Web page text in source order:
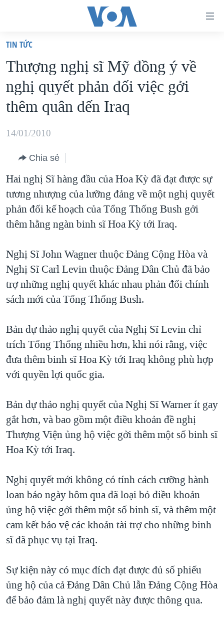
truy
cập
Tới
nội
chính
hướng
chính
Đi
tới
VIỆT NAM
HOA KỲ
BIỂN ĐÔNG
THẾ GIỚI
DIỄN ĐÀN
MỤC
TỰ DO BÁO CHÍ
VẠCH TRẦN TIN GIẢ
ĐỜI SỐNG
KINH TẾ
KHOA HỌC
VĂN HOÁ
THỂ THAO
GIÁO DỤC
CHUYÊN ĐỀ
CHIẾN TRANH THƯƠNG MẠI CỦA MỸ: QUÁ KHỨ VÀ HIỆN
TẠI
GIẢI MÃ VÀNH ĐAI & CON ĐƯỜNG
NGÀY TỊ NẠN THẾ GIỚI
GROUND ZERO – XƯA VÀ NAY
CÁC GIÁ TRỊ CỘNG HÒA Ở VIỆT NAM
TRỊNH VĨNH BÌNH VS. CHÍNH PHỦ VIỆT NAM
NGƯ DÂN VIỆT VÀ LÀN SÓNG TRỘM HẢI SÂM
HỌC TIẾNG ANH
NGHE
MẠNG XÃ HỘI
Ngôn ngữ khác
TIN TỨC
Thượng nghị sĩ Mỹ đồng ý về
nghị quyết phản đối việc gởi
thêm quân đến Iraq
14/01/2010
Chia sẻ
Hai nghị Sĩ hàng đầu của Hoa Kỳ đã đạt được sự
tương nhượng của lưỡng đảng về một nghị quyết
phản đối kế hoạch của Tổng Thống Bush gởi
thêm hằng ngàn binh sĩ Hoa Kỳ tới Iraq.
Nghị Sĩ John Wagner thuộc Đảng Cộng Hòa và
Nghị Sĩ Carl Levin thuộc Đảng Dân Chủ đã bảo
trợ những nghị quyết khác nhau phản đối chính
sách mới của Tổng Thống Bush.
Bản dự thảo nghị quyết của Nghị Sĩ Levin chỉ
trích Tổng Thống nhiều hơn, khi nói rằng, việc
đưa thêm binh sĩ Hoa Kỳ tới Iraq không phù hợp
với quyền lợi quốc gia.
Bản dự thảo nghị quyết của Nghị Sĩ Warner ít gay
gắt hơn, và bao gồm một điều khoản đề nghị
Thượng Viện ủng hộ việc gởi thêm một số binh sĩ
Hoa Kỳ tới Iraq.
Nghị quyết mới không có tính cách cưỡng hành
loan báo ngày hôm qua đã loại bỏ điều khoản
ủng hộ việc gởi thêm một số binh sĩ, và thêm một
cam kết bảo vệ các khoản tài trợ cho những binh
sĩ đã phục vụ tại Iraq.
Sự kiện này có mục đích đạt được đủ số phiếu
ủng hộ của cả Đảng Dân Chủ lẫn Đảng Cộng Hòa
để bảo đảm là nghị quyết này được thông qua.